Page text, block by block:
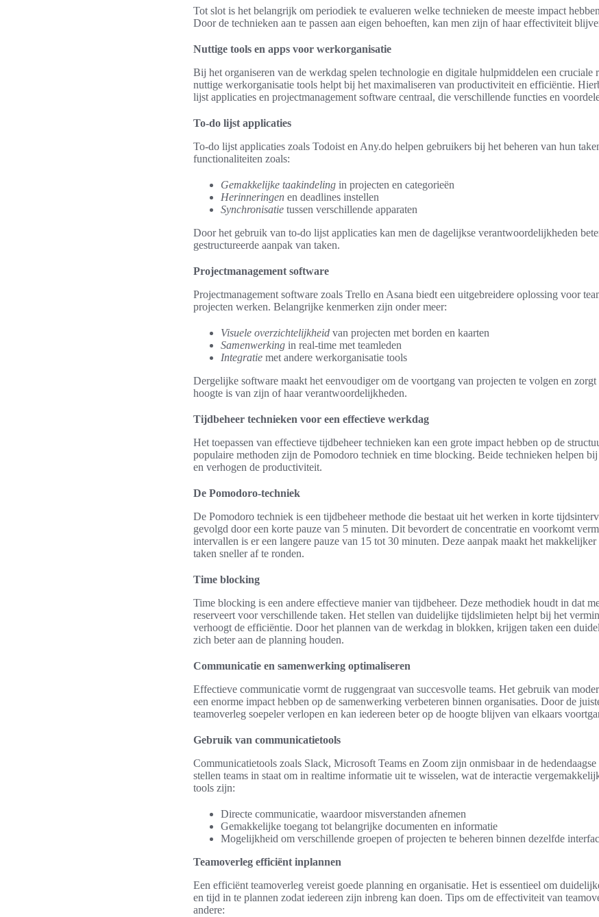
Tot slot is het belangrijk om periodiek te evalueren welke technieken de meeste impact
Door de technieken aan te passen aan eigen behoeften, kan men zijn of haar effectiviteit
Nuttige tools en apps voor werkorganisatie
Bij het organiseren van de werkdag spelen technologie en digitale hulpmiddelen een cruciale
nuttige werkorganisatie tools helpt bij het maximaliseren van productiviteit en efficiëntie.
lijst applicaties en projectmanagement software centraal, die verschillende functies en
To-do lijst applicaties
To-do lijst applicaties zoals Todoist en Any.do helpen gebruikers bij het beheren van hun
functionaliteiten zoals:
Gemakkelijke taakindeling in projecten en categorieën
Herinneringen en deadlines instellen
Synchronisatie tussen verschillende apparaten
Door het gebruik van to-do lijst applicaties kan men de dagelijkse verantwoordelijkheden
gestructureerde aanpak van taken.
Projectmanagement software
Projectmanagement software zoals Trello en Asana biedt een uitgebreidere oplossing voor
projecten werken. Belangrijke kenmerken zijn onder meer:
Visuele overzichtelijkheid van projecten met borden en kaarten
Samenwerking in real-time met teamleden
Integratie met andere werkorganisatie tools
Dergelijke software maakt het eenvoudiger om de voortgang van projecten te volgen en
hoogte is van zijn of haar verantwoordelijkheden.
Tijdbeheer technieken voor een effectieve werkdag
Het toepassen van effectieve tijdbeheer technieken kan een grote impact hebben op de
populaire methoden zijn de Pomodoro techniek en time blocking. Beide technieken helpen
en verhogen de productiviteit.
De Pomodoro-techniek
De Pomodoro techniek is een tijdbeheer methode die bestaat uit het werken in korte
gevolgd door een korte pauze van 5 minuten. Dit bevordert de concentratie en voorkomt
intervallen is er een langere pauze van 15 tot 30 minuten. Deze aanpak maakt het
taken sneller af te ronden.
Time blocking
Time blocking is een andere effectieve manier van tijdbeheer. Deze methodiek houdt in dat
reserveert voor verschillende taken. Het stellen van duidelijke tijdslimieten helpt bij het
verhoogt de efficiëntie. Door het plannen van de werkdag in blokken, krijgen taken een
zich beter aan de planning houden.
Communicatie en samenwerking optimaliseren
Effectieve communicatie vormt de ruggengraat van succesvolle teams. Het gebruik van
een enorme impact hebben op de samenwerking verbeteren binnen organisaties. Door de
teamoverleg soepeler verlopen en kan iedereen beter op de hoogte blijven van elkaars
Gebruik van communicatietools
Communicatietools zoals Slack, Microsoft Teams en Zoom zijn onmisbaar in de
stellen teams in staat om in realtime informatie uit te wisselen, wat de interactie
tools zijn:
Directe communicatie, waardoor misverstanden afnemen
Gemakkelijke toegang tot belangrijke documenten en informatie
Mogelijkheid om verschillende groepen of projecten te beheren binnen dezelfde
Teamoverleg efficiënt inplannen
Een efficiënt teamoverleg vereist goede planning en organisatie. Het is essentieel om
en tijd in te plannen zodat iedereen zijn inbreng kan doen. Tips om de effectiviteit van
andere: